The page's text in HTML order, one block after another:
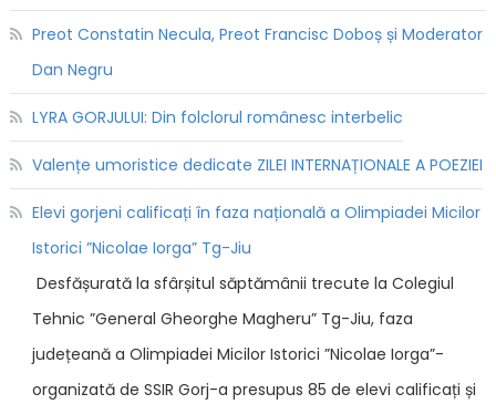
Preot Constatin Necula, Preot Francisc Doboș și Moderator
Dan Negru
LYRA GORJULUI: Din folclorul românesc interbelic
Valențe umoristice dedicate ZILEI INTERNAȚIONALE A POEZIEI
Elevi gorjeni calificați în faza națională a Olimpiadei Micilor
Istorici ”Nicolae Iorga” Tg-Jiu
Desfășurată la sfârșitul săptămânii trecute la Colegiul
Tehnic ”General Gheorghe Magheru” Tg-Jiu, faza
județeană a Olimpiadei Micilor Istorici ”Nicolae Iorga”-
organizată de SSIR Gorj-a presupus 85 de elevi calificați și